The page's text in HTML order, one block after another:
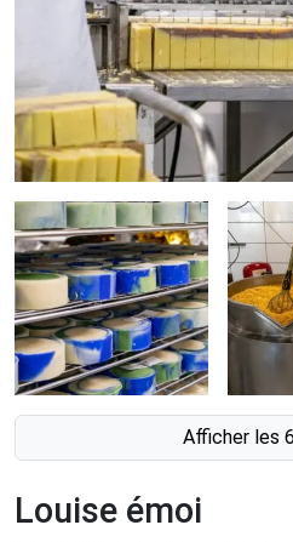
Afficher les
Louise émoi